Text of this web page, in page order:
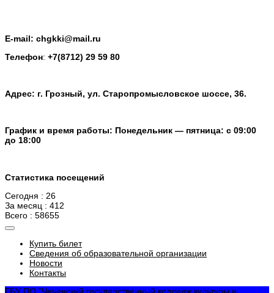
E-mail: chgkki@mail.ru
Телефон: +7(8712) 29 59 80
Адрес: г. Грозный, ул. Старопромысловское шоссе, 36.
График и время работы: Понедельник — пятница: с 09:00
до 18:00
Статистика посещений
Сегодня : 26
За месяц : 412
Всего : 58655
Купить билет
Сведения об образовательной организации
Новости
Контакты
ГБУ ПО "Чеченский государственный колледж культуры и